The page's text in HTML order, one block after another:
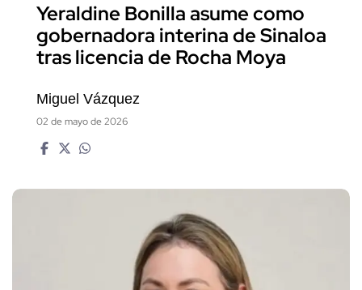
Yeraldine Bonilla asume como
gobernadora interina de Sinaloa
tras licencia de Rocha Moya
Miguel Vázquez
02 de mayo de 2026